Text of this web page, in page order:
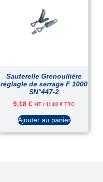
Sauterelle Grenoullière
réglagle de serrage F 1000
SN°447-2
9,18 € HT / 11,02 € TTC
Ajouter au panier